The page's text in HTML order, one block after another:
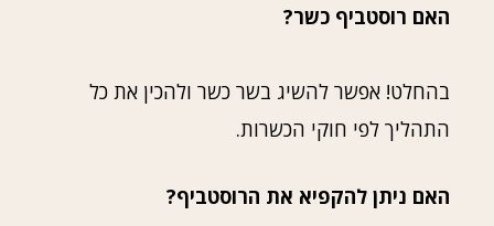
האם רוסטביף כשר?
בהחלט! אפשר להשיג בשר כשר ולהכין את כל
התהליך לפי חוקי הכשרות.
האם ניתן להקפיא את הרוסטביף?